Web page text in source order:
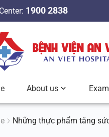
1900 2838
About us
Những thực phẩm tăng